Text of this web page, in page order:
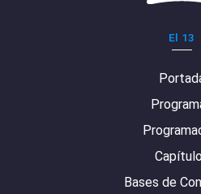
El 13
Bases de